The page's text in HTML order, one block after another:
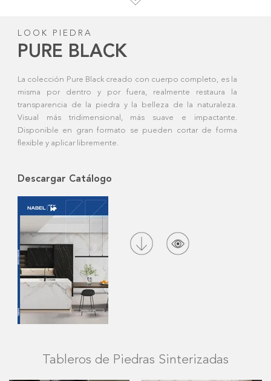
Descargar Catálogo
LOOK PIEDRA
PURE BLACK
La colección Pure Black creado con cuerpo completo, es la
misma por dentro y por fuera, realmente restaura la
transparencia de la piedra y la belleza de la naturaleza.
Visual más tridimensional, más suave e impactante.
Disponible en gran formato se pueden cortar de forma
flexible y aplicar libremente.
Tableros de Piedras Sinterizadas